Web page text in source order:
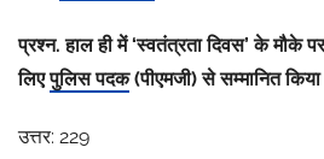
प्रश्न. हाल ही में ‘स्वतंत्रता दिवस’ के मौके
लिएपुलिस पदक(पीएमजी) से सम्मानित
उत्तर: 229